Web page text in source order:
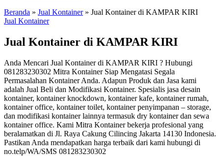
Beranda » Jual Kontainer » Jual Kontainer di KAMPAR KIRI
Jual Kontainer
Jual Kontainer di KAMPAR KIRI
Anda Mencari Jual Kontainer di KAMPAR KIRI ? Hubungi
081283230302 Mitra Kontainer Siap Mengatasi Segala
Permasalahan Kontainer Anda. Adapun Produk dan Jasa kami
adalah Jual Beli dan Modifikasi Kontainer. Spesialis jasa desain
kontainer, kontainer knockdown, kontainer kafe, kontainer rumah,
kontainer office, kontainer toilet, kontainer penyimpanan – storage,
dan modifikasi kontainer lainnya termasuk dry kontainer dan sewa
kontainer office. Kami Mitra Kontainer bekerja profesional yang
beralamatkan di Jl. Raya Cakung Cilincing Jakarta 14130 Indonesia.
Pastikan Anda mendapatkan harga terbaik dari kami hubungi di
no.telp/WA/SMS 081283230302